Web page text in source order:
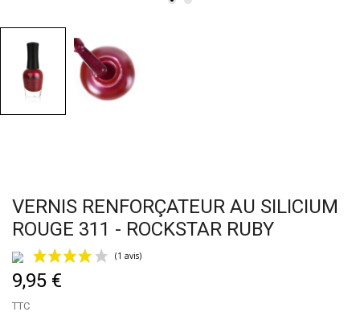
VERNIS RENFORÇATEUR AU SILICIUM
ROUGE 311 - ROCKSTAR RUBY
9,95 €
TTC